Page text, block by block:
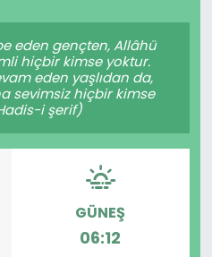
eden gençten, Allâhü
hiçbir kimse yoktur.
eden yaşlıdan da,
sevimsiz hiçbir kimse
i şerif)
GÜNEŞ
06:12